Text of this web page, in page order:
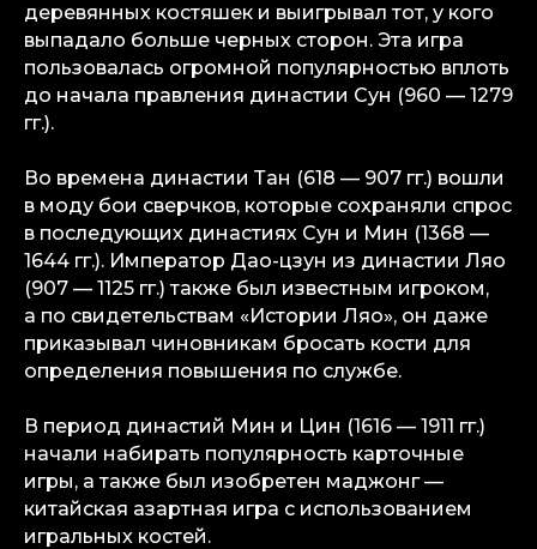
деревянных костяшек и выигрывал тот, у кого
выпадало больше черных сторон. Эта игра
пользовалась огромной популярностью вплоть
до начала правления династии Сун (960 — 1279
гг.).
Во времена династии Тан (618 — 907 гг.) вошли
в моду бои сверчков, которые сохраняли спрос
в последующих династиях Сун и Мин (1368 —
1644 гг.). Император Дао-цзун из династии Ляо
(907 — 1125 гг.) также был известным игроком,
а по свидетельствам «Истории Ляо», он даже
приказывал чиновникам бросать кости для
определения повышения по службе.
В период династий Мин и Цин (1616 — 1911 гг.)
начали набирать популярность карточные
игры, а также был изобретен маджонг —
китайская азартная игра с использованием
игральных костей.
info@igaming-solutions.io
iGS — ваш ориентир в индустрии
гемблинга и беттинга. Мы можем быть
полезны на всех уровнях — от новостей
и обзоров до аналитических разборов
и консалтинговой поддержки.
Аналитика
Медиа
Консалтинговые услуги
Контакты
Terms of Service
Карьера
Партнерам